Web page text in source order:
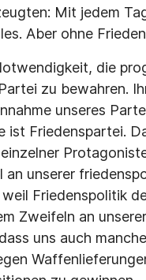
Mit jedem
Aber ohne
die
zu bewahren.
unseres
Friedenspartei.
unserer
Friedenspolitik
Zweifeln an
uns auch